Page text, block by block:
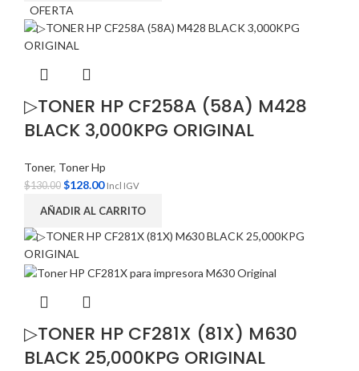
OFERTA
▷TONER HP CF258A (58A) M428
BLACK 3,000KPG ORIGINAL
Toner, Toner Hp
$130.00 $128.00 Incl IGV
AÑADIR AL CARRITO
▷TONER HP CF281X (81X) M630
BLACK 25,000KPG ORIGINAL